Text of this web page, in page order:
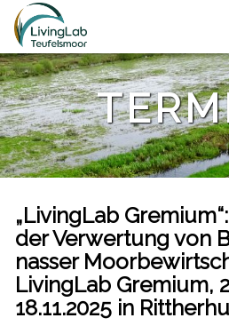
„LivingLab
der Verwertung von
nasser
LivingLab Gremium,
18.11.2025 in